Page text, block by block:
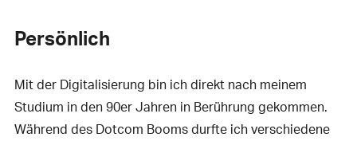
Persönlich
Mit der Digitalisierung bin ich direkt nach meinem
Studium in den 90er Jahren in Berührung gekommen.
Während des Dotcom Booms durfte ich verschiedene